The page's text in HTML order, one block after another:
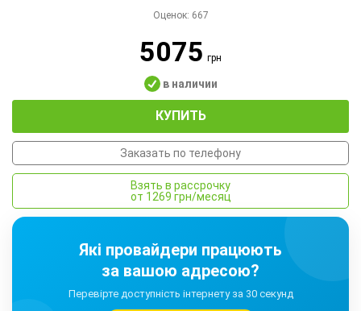
Оценок: 667
5075грн
в наличии
КУПИТЬ
Заказать по телефону
Взять в рассрочку
от 1269 грн/месяц
Які провайдери працюють
за вашою адресою?
Перевірте доступність інтернету за 30 секунд